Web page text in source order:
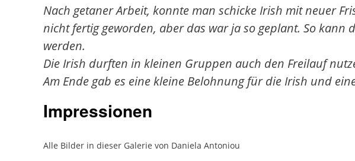
Nach getaner Arbeit, konnte man schicke Irish mit neuer
nicht fertig geworden, aber das war ja so geplant. So kann
werden.
Die Irish durften in kleinen Gruppen auch den Freilauf
Am Ende gab es eine kleine Belohnung für die Irish und
Impressionen
Alle Bilder in dieser Galerie von Daniela Antoniou